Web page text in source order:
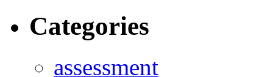
Categories
assessment